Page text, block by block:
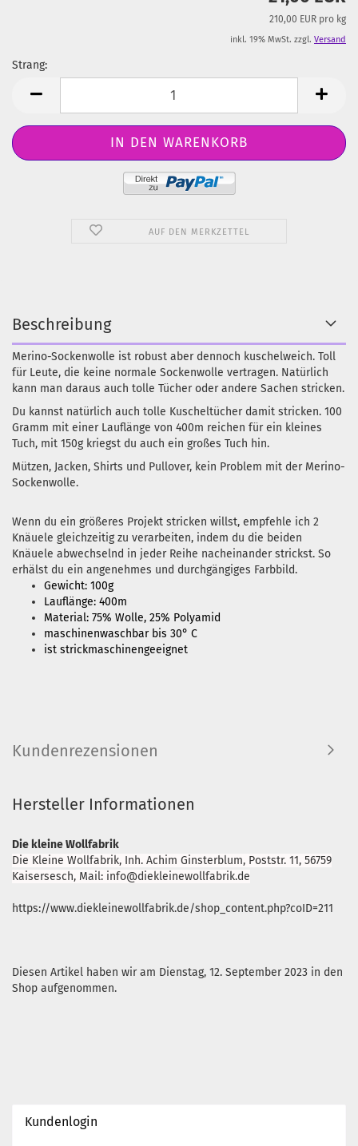
210,00 EUR pro kg
inkl. 19% MwSt. zzgl. Versand
Strang:
AUF DEN MERKZETTEL
Beschreibung
Merino-Sockenwolle ist robust aber dennoch kuschelweich. Toll
für Leute, die keine normale Sockenwolle vertragen. Natürlich
kann man daraus auch tolle Tücher oder andere Sachen stricken.
Du kannst natürlich auch tolle Kuscheltücher damit stricken. 100
Gramm mit einer Lauflänge von 400m reichen für ein kleines
Tuch, mit 150g kriegst du auch ein großes Tuch hin.
Mützen, Jacken, Shirts und Pullover, kein Problem mit der Merino-
Sockenwolle.
Wenn du ein größeres Projekt stricken willst, empfehle ich 2
Knäuele gleichzeitig zu verarbeiten, indem du die beiden
Knäuele abwechselnd in jeder Reihe nacheinander strickst. So
erhälst du ein angenehmes und durchgängiges Farbbild.
Gewicht: 100g
Lauflänge: 400m
Material: 75% Wolle, 25% Polyamid
maschinenwaschbar bis 30° C
ist strickmaschinengeeignet
Kundenrezensionen
Hersteller Informationen
Die kleine Wollfabrik
Die Kleine Wollfabrik, Inh. Achim Ginsterblum, Poststr. 11, 56759
Kaisersesch, Mail: info@diekleinewollfabrik.de
https://www.diekleinewollfabrik.de/shop_content.php?coID=211
Diesen Artikel haben wir am Dienstag, 12. September 2023 in den
Shop aufgenommen.
Kundenlogin